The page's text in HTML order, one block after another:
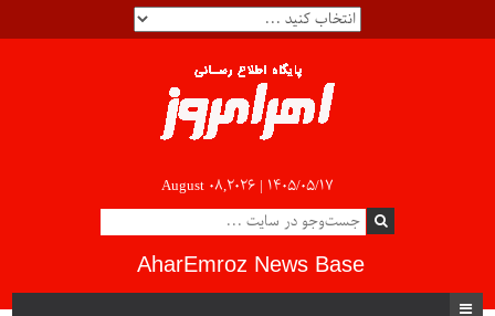
August 08,2026 | ۱۴۰۵/۰۵/۱۷
AharEmroz News Base